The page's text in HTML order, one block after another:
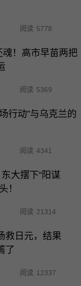
阅读 5778
！高市早苗两把
阅读 5369
行动”与乌克兰的
阅读 4341
大摆下“阳谋
！
阅读 21314
救日元，结果
了
阅读 12337